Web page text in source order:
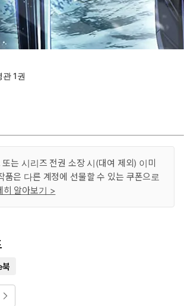
1권
또는 시리즈 전권 소장 시(대여 제외) 이미
품은 다른 계정에 선물할 수 있는 쿠폰으로
히 알아보기 >
북